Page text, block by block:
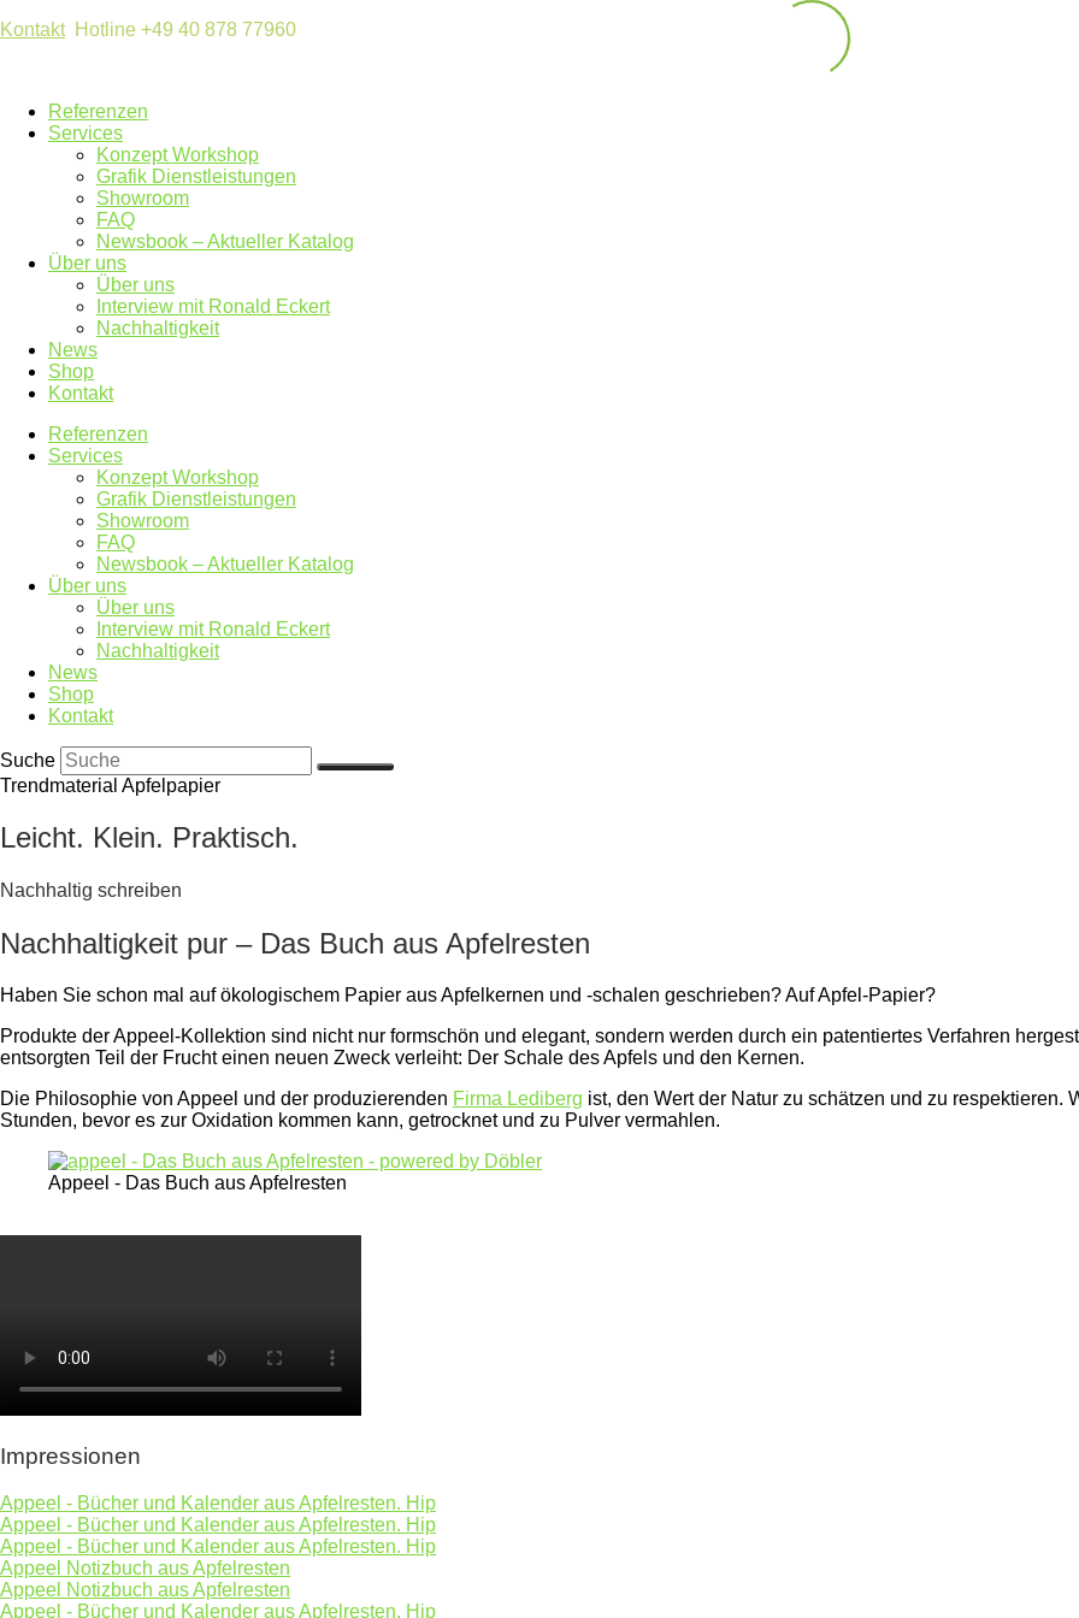
KontaktHotline +49 40 878 77960
Referenzen
Services
Konzept Workshop
Grafik Dienstleistungen
Showroom
FAQ
Newsbook – Aktueller Katalog
Über uns
Über uns
Interview mit Ronald Eckert
Nachhaltigkeit
News
Shop
Kontakt
Referenzen
Services
Konzept Workshop
Grafik Dienstleistungen
Showroom
FAQ
Newsbook – Aktueller Katalog
Über uns
Über uns
Interview mit Ronald Eckert
Nachhaltigkeit
News
Shop
Kontakt
Suche
Trendmaterial Apfelpapier
Leicht. Klein. Praktisch.
Nachhaltig schreiben
Nachhaltigkeit pur – Das Buch aus Apfelresten
Haben Sie schon mal auf ökologischem Papier aus Apfelkernen und -schalen geschrieben? Auf Apfel-Papier?
Produkte der Appeel-Kollektion sind nicht nur formschön und elegant, sondern werden durch ein patentiertes Verfahren
entsorgten Teil der Frucht einen neuen Zweck verleiht: Der Schale des Apfels und den Kernen.
Die Philosophie von Appeel und der produzierenden Firma Lediberg ist, den Wert der Natur zu schätzen und zu
Stunden, bevor es zur Oxidation kommen kann, getrocknet und zu Pulver vermahlen.
Appeel - Das Buch aus Apfelresten
Impressionen
Appeel - Bücher und Kalender aus Apfelresten. Hip
Appeel - Bücher und Kalender aus Apfelresten. Hip
Appeel - Bücher und Kalender aus Apfelresten. Hip
Appeel Notizbuch aus Apfelresten
Appeel Notizbuch aus Apfelresten
Appeel - Bücher und Kalender aus Apfelresten. Hip